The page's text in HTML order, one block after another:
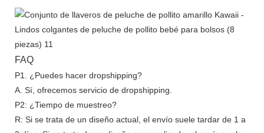
FAQ
P1. ¿Puedes hacer dropshipping?
A. Sí, ofrecemos servicio de dropshipping.
P2: ¿Tiempo de muestreo?
R: Si se trata de un diseño actual, el envío suele tardar de 1 a